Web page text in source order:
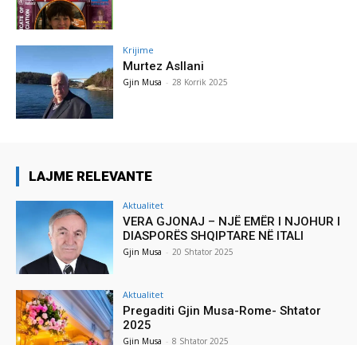
Krijime
Murtez Asllani
Gjin Musa - 28 Korrik 2025
LAJME RELEVANTE
Aktualitet
VERA GJONAJ – NJË EMËR I NJOHUR I
DIASPORËS SHQIPTARE NË ITALI
Gjin Musa - 20 Shtator 2025
Aktualitet
Pregaditi Gjin Musa-Rome- Shtator
2025
Gjin Musa - 8 Shtator 2025